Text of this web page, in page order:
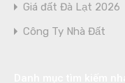
Giá đất Đà Lạt 2026
Công Ty Nhà Đất